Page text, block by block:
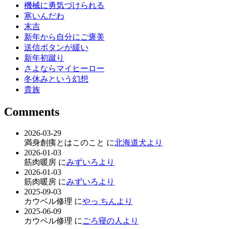
機械に勇気づけられる
寒いんだわ
末吉
新年から自分にご褒美
送信ボタンが緩い
新年初蹴り
さよならマイヒーロー
冬休みという幻想
貴族
Comments
2026-03-29
満身創痍とはこのこと に北海道犬より
2026-01-03
筋肉暖房 にみずいろより
2026-01-03
筋肉暖房 にみずいろより
2025-09-03
カウベル修理 にやっ ちんより
2025-06-09
カウベル修理 に ごろ寝の人より